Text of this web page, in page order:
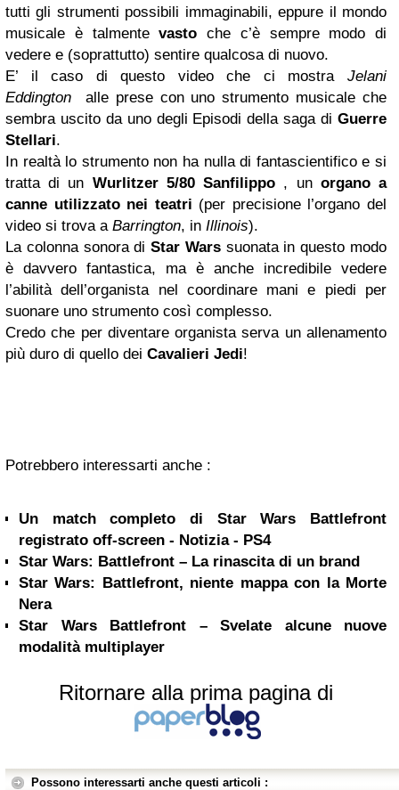
tutti gli strumenti possibili immaginabili, eppure il mondo
musicale è talmentevasto che c’è sempre modo di
vedere e (soprattutto) sentire qualcosa di nuovo.
E’ il caso di questo video che ci mostra Jelani
Eddington
alle prese con uno strumento musicale che
sembra uscito da uno degli Episodi della saga di Guerre
Stellari.
In realtà lo strumento non ha nulla di fantascientifico e si
tratta di un Wurlitzer 5/80 Sanfilippo , un organo a
canne utilizzato nei teatri (per precisione l’organo del
video si trova a Barrington, in Illinois).
La colonna sonora diStar Warssuonata in questo modo
è davvero fantastica, ma è anche incredibile vedere
l’abilità dell’organista nel coordinare mani e piedi per
suonare uno strumento così complesso.
Credo che per diventare organista serva un allenamento
più duro di quello dei Cavalieri Jedi!
Potrebbero interessarti anche :
Un match completo di Star Wars Battlefront
registrato off-screen - Notizia - PS4
Star Wars: Battlefront – La rinascita di un brand
Star Wars: Battlefront, niente mappa con la Morte
Nera
Star Wars Battlefront – Svelate alcune nuove
modalità multiplayer
Ritornare alla prima pagina di
Possono interessarti anche questi articoli :